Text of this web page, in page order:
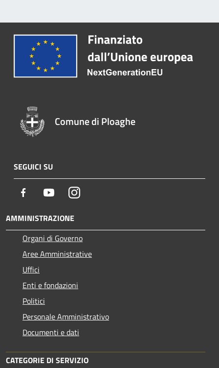
Comune di Ploaghe
SEGUICI SU
Facebook YoutubeInstagram
AMMINISTRAZIONE
Organi di Governo
Aree Amministrative
Uffici
Enti e fondazioni
Politici
Personale Amministrativo
Documenti e dati
CATEGORIE DI SERVIZIO